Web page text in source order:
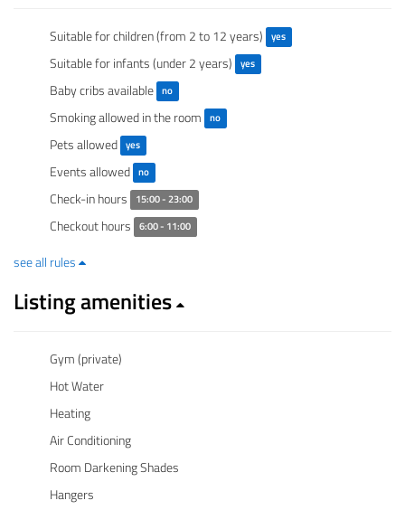
Suitable for children (from 2 to 12 years) yes
Suitable for infants (under 2 years) yes
Baby cribs available no
Smoking allowed in the room no
Pets allowed yes
Events allowed no
Check-in hours 15:00 - 23:00
Checkout hours 6:00 - 11:00
see all rules
Listing amenities
Gym (private)
Hot Water
Heating
Air Conditioning
Room Darkening Shades
Hangers